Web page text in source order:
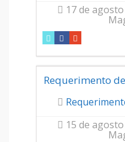
17 de
Requerimento
15 de